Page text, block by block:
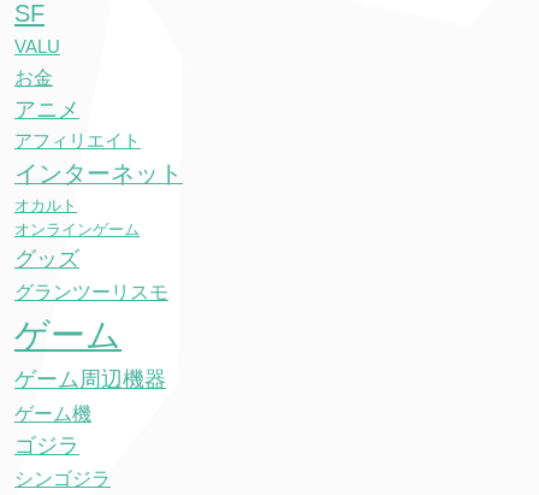
SF
VALU
お金
アニメ
アフィリエイト
インターネット
オカルト
オンラインゲーム
グッズ
グランツーリスモ
ゲーム
ゲーム周辺機器
ゲーム機
ゴジラ
シンゴジラ